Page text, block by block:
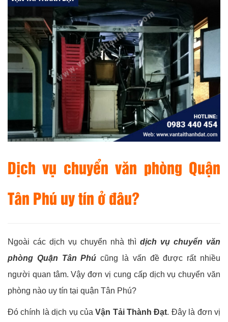
Dịch vụ chuyển văn phòng Quận
Tân Phú uy tín ở đâu?
Ngoài các dịch vụ chuyển nhà thì dịch vụ chuyển văn
phòng Quận Tân Phú cũng là vấn đề được rất nhiều
người quan tâm. Vậy đơn vị cung cấp dịch vụ chuyển văn
phòng nào uy tín tại quận Tân Phú?
Đó chính là dịch vụ củaVận Tải Thành Đạt. Đây là đơn vị